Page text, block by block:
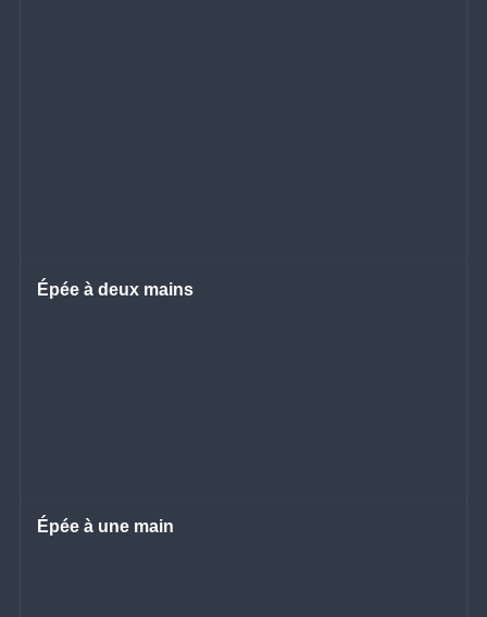
Épée à deux mains
Épée à une main